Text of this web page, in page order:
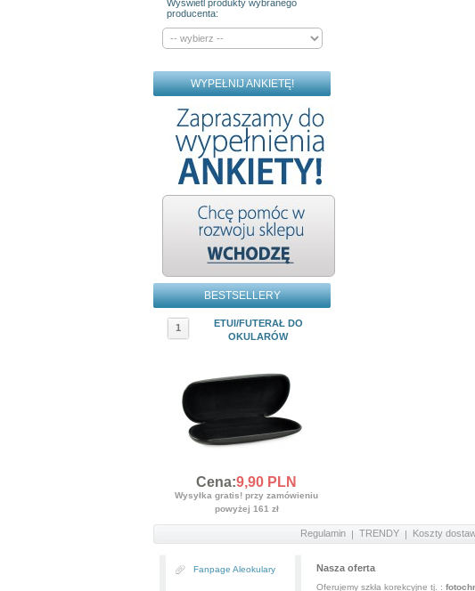
Wyświetl produkty wybranego
producenta:
WYPEŁNIJ ANKIETĘ!
BESTSELLERY
1
ETUI/FUTERAŁ DO
OKULARÓW
Cena:9,90 PLN
Wysyłka gratis! przy zamówieniu
powyżej 161 zł
Regulamin TRENDY Koszty
Fanpage Aleokulary Nasza oferta
Oferujemy szkła korekcyjne tj. :